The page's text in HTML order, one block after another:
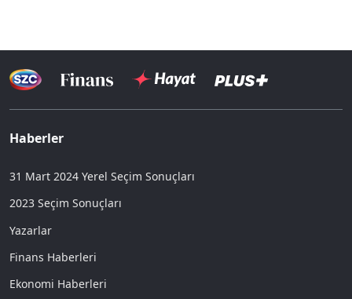
Haberler
31 Mart 2024 Yerel Seçim Sonuçları
2023 Seçim Sonuçları
Yazarlar
Finans Haberleri
Ekonomi Haberleri